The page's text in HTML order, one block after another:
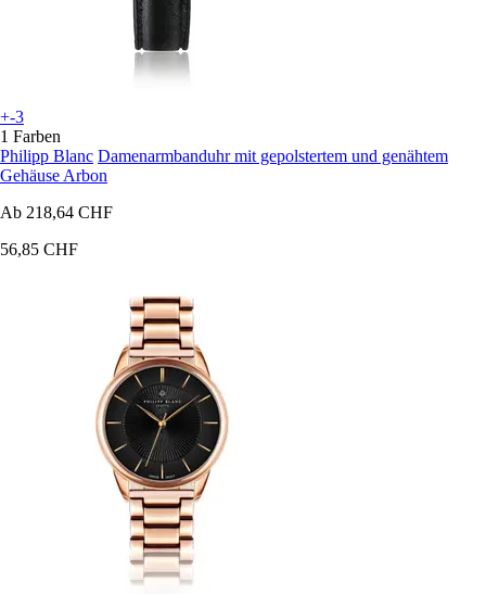
+-3
1 Farben
Philipp Blanc Damenarmbanduhr mit gepolstertem und genähtem
Gehäuse Arbon
Ab 218,64 CHF
56,85 CHF